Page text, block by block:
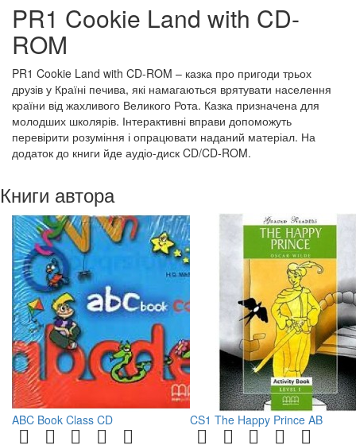
PR1 Cookie Land with CD-
ROM
PR1 Cookie Land with CD-ROM – казка про пригоди трьох
друзів у Країні печива, які намагаються врятувати населення
країни від жахливого Великого Рота. Казка призначена для
молодших школярів. Інтерактивні вправи допоможуть
перевірити розуміння і опрацювати наданий матеріал. На
додаток до книги йде аудіо-диск CD/CD-ROM.
Книги автора
ABC Book Class CD CS1 The Happy Prince AB